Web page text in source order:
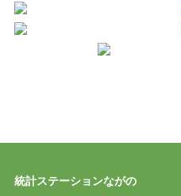
統計ステーションながの